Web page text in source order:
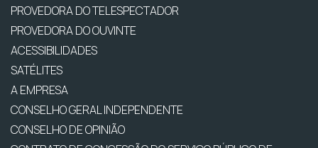
PROVEDORA DO TELESPECTADOR
PROVEDORA DO OUVINTE
ACESSIBILIDADES
SATÉLITES
A EMPRESA
CONSELHO GERAL INDEPENDENTE
CONSELHO DE OPINIÃO